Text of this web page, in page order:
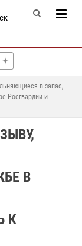
в запас,
Росгвардии и
В
К